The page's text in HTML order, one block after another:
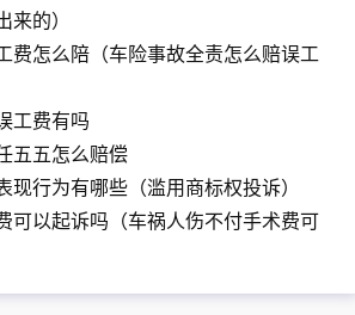
来的）
费怎么陪（车险事故全责怎么赔误工
工费有吗
五五怎么赔偿
现行为有哪些（滥用商标权投诉）
可以起诉吗（车祸人伤不付手术费可